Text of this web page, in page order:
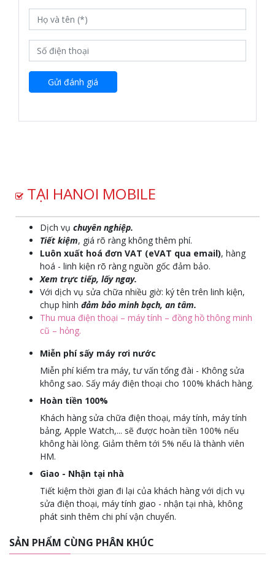
Gửi đánh giá
TẠI HANOI MOBILE
Dịch vụ chuyên nghiệp.
Tiết kiệm, giá rõ ràng không thêm phí.
Luôn xuất hoá đơn VAT (eVAT qua email), hàng
hoá - linh kiện rõ ràng nguồn gốc đảm bảo.
Xem trực tiếp, lấy ngay.
Với dịch vụ sửa chữa nhiều giờ: ký tên trên linh kiện,
chụp hình đảm bảo minh bạch, an tâm.
Thu mua điện thoại – máy tính – đồng hồ thông minh
cũ – hỏng.
Miễn phí sấy máy rơi nước
Miễn phí kiểm tra máy, tư vấn tổng đài - Không sửa
không sao. Sấy máy điện thoại cho 100% khách hàng.
Hoàn tiền 100%
Khách hàng sửa chữa điện thoại, máy tính, máy tính
bảng, Apple Watch,... sẽ được hoàn tiền 100% nếu
không hài lòng. Giảm thêm tới 5% nếu là thành viên
HM.
Giao - Nhận tại nhà
Tiết kiệm thời gian đi lại của khách hàng với dịch vụ
sửa điện thoại, máy tính giao - nhận tại nhà, không
phát sinh thêm chi phí vận chuyển.
SẢN PHẨM CÙNG PHÂN KHÚC